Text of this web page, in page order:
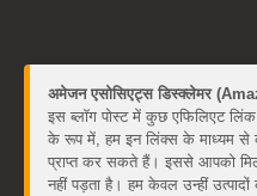
अमेजन एसोसिएट्स डिस्क्लेमर
इस ब्लॉग पोस्ट में कुछ एफिलिएट
के रूप में, हम इन लिंक्स के माध्यम से
प्राप्त कर सकते हैं। इससे आपको
नहीं पड़ता है। हम केवल उन्हीं